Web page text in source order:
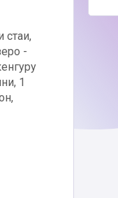
стаи,
-
1